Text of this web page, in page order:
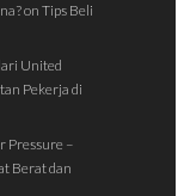
onTips Beli
United
Pekerja di
Pressure –
Berat dan